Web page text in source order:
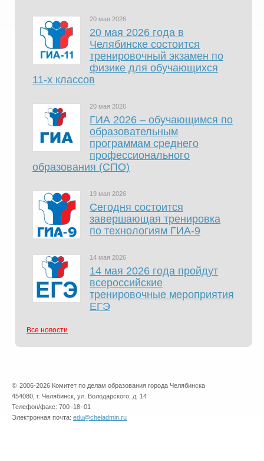
20 мая 2026
20 мая 2026 года в
Челябинске состоится
тренировочный экзамен по
физике для обучающихся
11-х классов
20 мая 2026
ГИА 2026 – обучающимся по
образовательным
программам среднего
профессионального
образования (СПО)
19 мая 2026
Сегодня состоится
завершающая тренировка
по технологиям ГИА-9
14 мая 2026
14 мая 2026 года пройдут
всероссийские
тренировочные мероприятия
ЕГЭ
Все новости
© 2006-2026 Комитет по делам образования города Челябинска
454080, г. Челябинск, ул. Володарского, д. 14
Телефон/факс: 700–18–01
Электронная почта: edu@cheladmin.ru